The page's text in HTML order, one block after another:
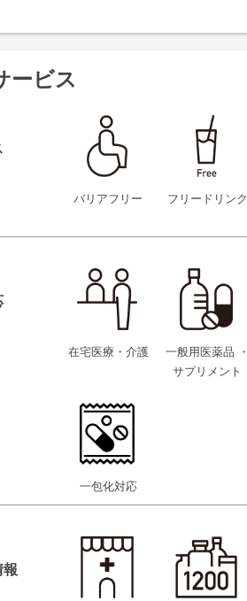
ービス
バリアフリー フリードリンク
在宅医療・介護
一般用医薬品 ・
サプリメント
一包化対応
報